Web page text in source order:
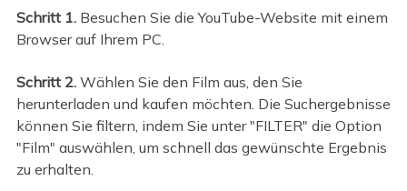
Schritt 1. Besuchen Sie die YouTube-Website mit einem
Browser auf Ihrem PC.
Schritt 2. Wählen Sie den Film aus, den Sie
herunterladen und kaufen möchten. Die Suchergebnisse
können Sie filtern, indem Sie unter "FILTER" die Option
"Film" auswählen, um schnell das gewünschte Ergebnis
zu erhalten.